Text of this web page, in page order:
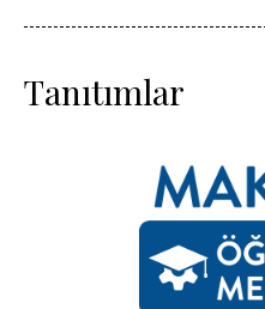
Tanıtımlar